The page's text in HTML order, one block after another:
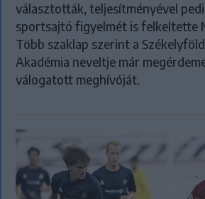
választották, teljesítményével
sportsajtó figyelmét is felkeltette
Több szaklap szerint a
Akadémia neveltje már
válogatott meghívóját.